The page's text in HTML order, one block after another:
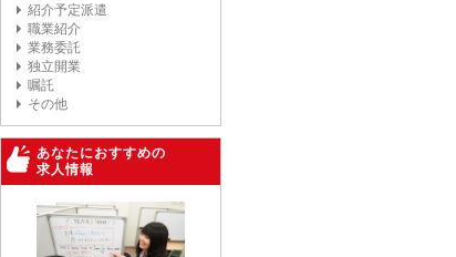
紹介予定派遣
職業紹介
業務委託
独立開業
嘱託
その他
あなたにおすすめの
求人情報